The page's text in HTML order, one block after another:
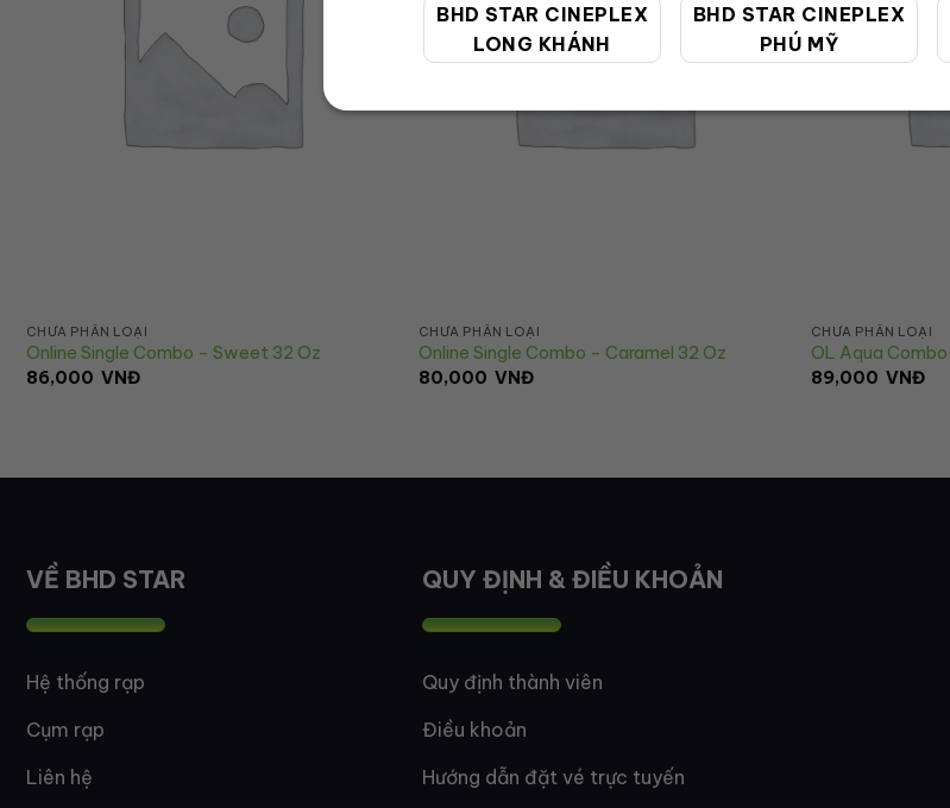
BHD STAR CINEPLEX
LONG KHÁNH
BHD STAR CINEPLEX
PHÚ MỸ
CHƯA PHÂN LOẠI
Online Single Combo – Sweet 32 Oz
86,000 VNĐ
CHƯA PHÂN LOẠI
Online Single Combo – Caramel 32 Oz
80,000 VNĐ
CHƯA PHÂN LOẠI
OL Aqua Combo
89,000 VNĐ
VỀ BHD STAR
Hệ thống rạp
Cụm rạp
Liên hệ
QUY ĐỊNH & ĐIỀU KHOẢN
Quy định thành viên
Điều khoản
Hướng dẫn đặt vé trực tuyến